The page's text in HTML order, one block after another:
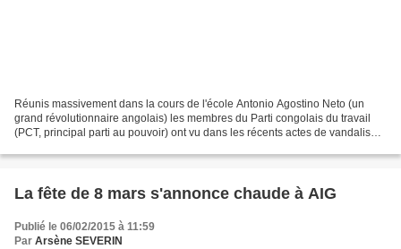
Réunis massivement dans la cours de l'école Antonio Agostino Neto (un
grand révolutionnaire angolais) les membres du Parti congolais du travail
(PCT, principal parti au pouvoir) ont vu dans les récents actes de vandalisme
La fête de 8 mars s'annonce chaude à AIG
Publié le 06/02/2015 à 11:59
Par Arsène SEVERIN